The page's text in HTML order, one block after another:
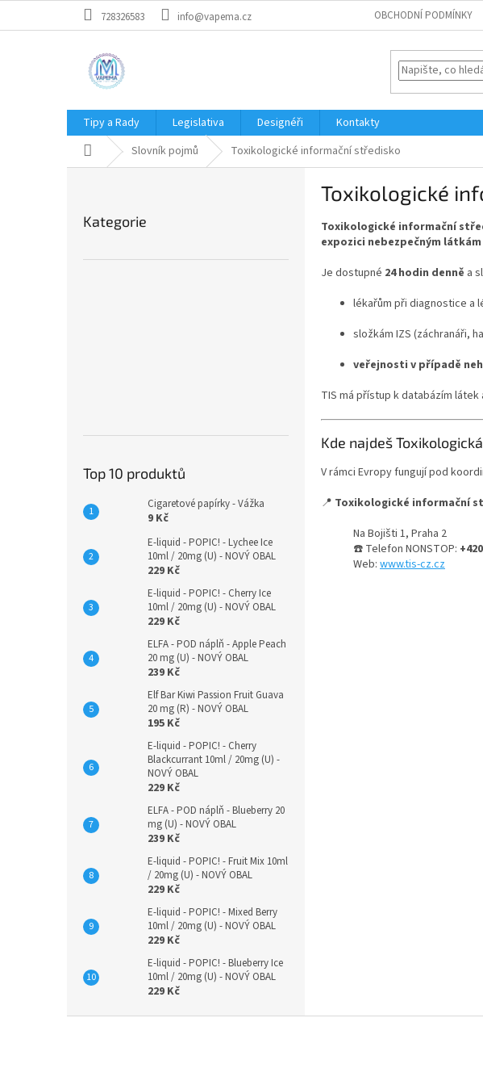
728326583 info@vapema.cz OBCHODNÍ PODMÍNKY
Tipy a Rady Legislativa Designéři
Kontakty
Domů Slovník pojmů Toxikologické informační středisko
kategorie
Kategorie
Top 10 produktů
Cigaretové papírky - Vážka
9 Kč
E-liquid - POPIC! - Lychee Ice
10ml / 20mg (U) - NOVÝ OBAL
229 Kč
E-liquid - POPIC! - Cherry Ice
10ml / 20mg (U) - NOVÝ OBAL
229 Kč
ELFA - POD náplň - Apple Peach
20 mg (U) - NOVÝ OBAL
239 Kč
Elf Bar Kiwi Passion Fruit Guava
20 mg (R) - NOVÝ OBAL
195 Kč
E-liquid - POPIC! - Cherry
Blackcurrant 10ml / 20mg (U) -
NOVÝ OBAL
229 Kč
ELFA - POD náplň - Blueberry 20
mg (U) - NOVÝ OBAL
239 Kč
E-liquid - POPIC! - Fruit Mix 10ml
/ 20mg (U) - NOVÝ OBAL
229 Kč
E-liquid - POPIC! - Mixed Berry
10ml / 20mg (U) - NOVÝ OBAL
229 Kč
E-liquid - POPIC! - Blueberry Ice
10ml / 20mg (U) - NOVÝ OBAL
229 Kč
Toxikologické
Toxikologické informační
expozici nebezpečným látkám
Je dostupné 24 hodin denně a
lékařům při diagnostice a
složkám IZS (záchranáři,
veřejnosti v případě
TIS má přístup k databázím
Kde najdeš
V rámci Evropy fungují pod
📍 Toxikologické informační
Na Bojišti 1, Praha 2
☎️ Telefon NONSTOP:
Web: www.tis-cz.cz